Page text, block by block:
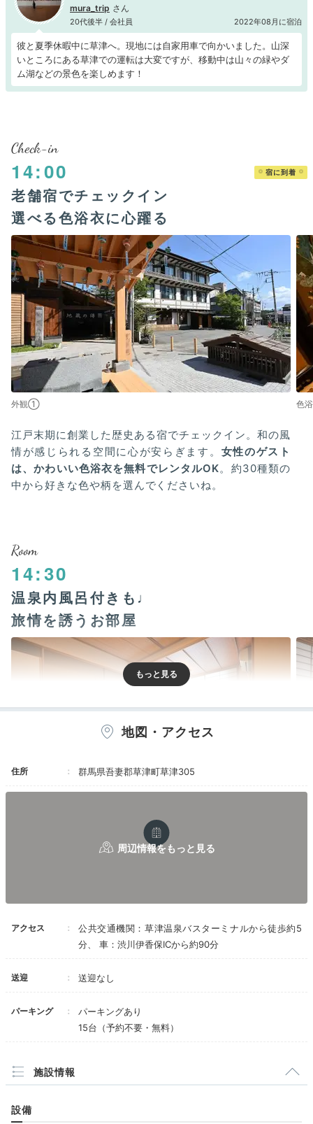
mura_trip
20代後半 / 会社員 2022年08月に宿泊
彼と夏季休暇中に草津へ。現地には自家用車で向かいました。山深
いところにある草津での運転は大変ですが、移動中は山々の緑やダ
ム湖などの景色を楽しめます！
Check-in
14:00 宿に到着
老舗宿でチェックイン
選べる色浴衣に心躍る
外観① 色
江戸末期に創業した歴史ある宿でチェックイン。和の風
情が感じられる空間に心が安らぎます。 女性のゲスト
は、かわいい色浴衣を無料でレンタルOK。約30種類の
中から好きな色や柄を選んでくださいね。
Room
14:30
温泉内風呂付きも♩
旅情を誘うお部屋
客室はわずか14室で、落ち着いた雰囲気。スタンダー
ドな「和室8畳」は、畳の香りが漂う心地良いお部屋で
間を過ごしましょう。
mura_trip
できました。
16:00
地図・アクセス
住所 群馬県吾妻郡草津町草津305
アクセス
公共交通機関：草津温泉バスターミナルから徒歩約5
分、 車：渋川伊香保ICから約90分
送迎 送迎なし
パーキング
パーキングあり
15台（予約不要・無料）
施設情報
設備